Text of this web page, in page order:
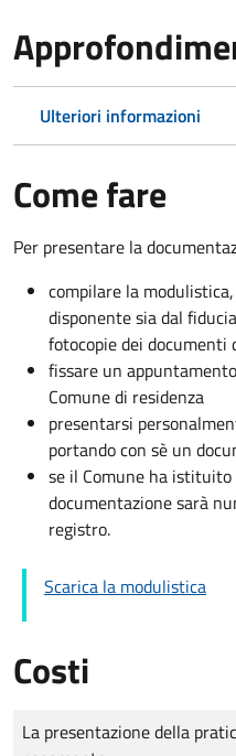
Ulteriori informazioni
Come fare
Per presentare la
compilare la
disponente sia dal
fotocopie dei
fissare un
Comune di residenza
presentarsi
portando con sè un
se il Comune ha
documentazione sarà
registro.
Scarica la modulistica
Costi
Tipo di pagamento
Importo
La presentazione della